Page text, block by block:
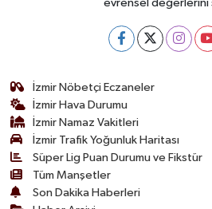
evrensel değerlerini
İzmir Nöbetçi Eczaneler
İzmir Hava Durumu
İzmir Namaz Vakitleri
İzmir Trafik Yoğunluk Haritası
Süper Lig Puan Durumu ve Fikstür
Tüm Manşetler
Son Dakika Haberleri